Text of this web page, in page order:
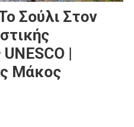
Σούλι Στον
|
Μάκος